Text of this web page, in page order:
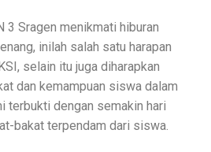
3 Sragen menikmati hiburan
inilah salah satu harapan
selain itu juga diharapkan
dan kemampuan siswa dalam
terbukti dengan semakin hari
bakat terpendam dari siswa.